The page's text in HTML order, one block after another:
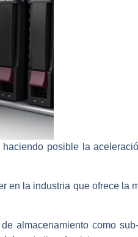
posible la
en la industria que ofrece la
almacenamiento como